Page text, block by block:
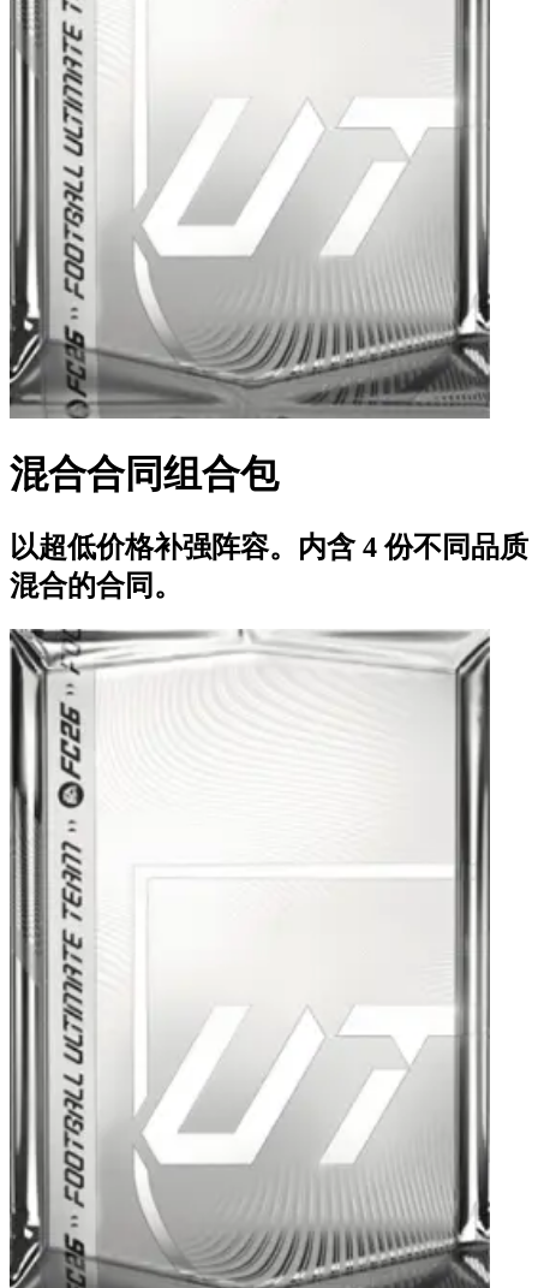
混合合同组合包
以超低价格补强阵容。内含 4 份不同品质
混合的合同。